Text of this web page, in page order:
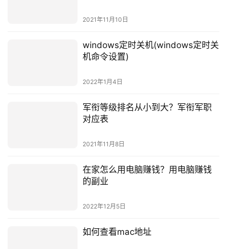
2021年11月10日
windows定时关机(windows定时关
机命令设置)
2022年1月4日
军衔等级排名从小到大？军衔军职
对应表
2021年11月8日
在家怎么用电脑赚钱？用电脑赚钱
的副业
2022年12月5日
如何查看mac地址